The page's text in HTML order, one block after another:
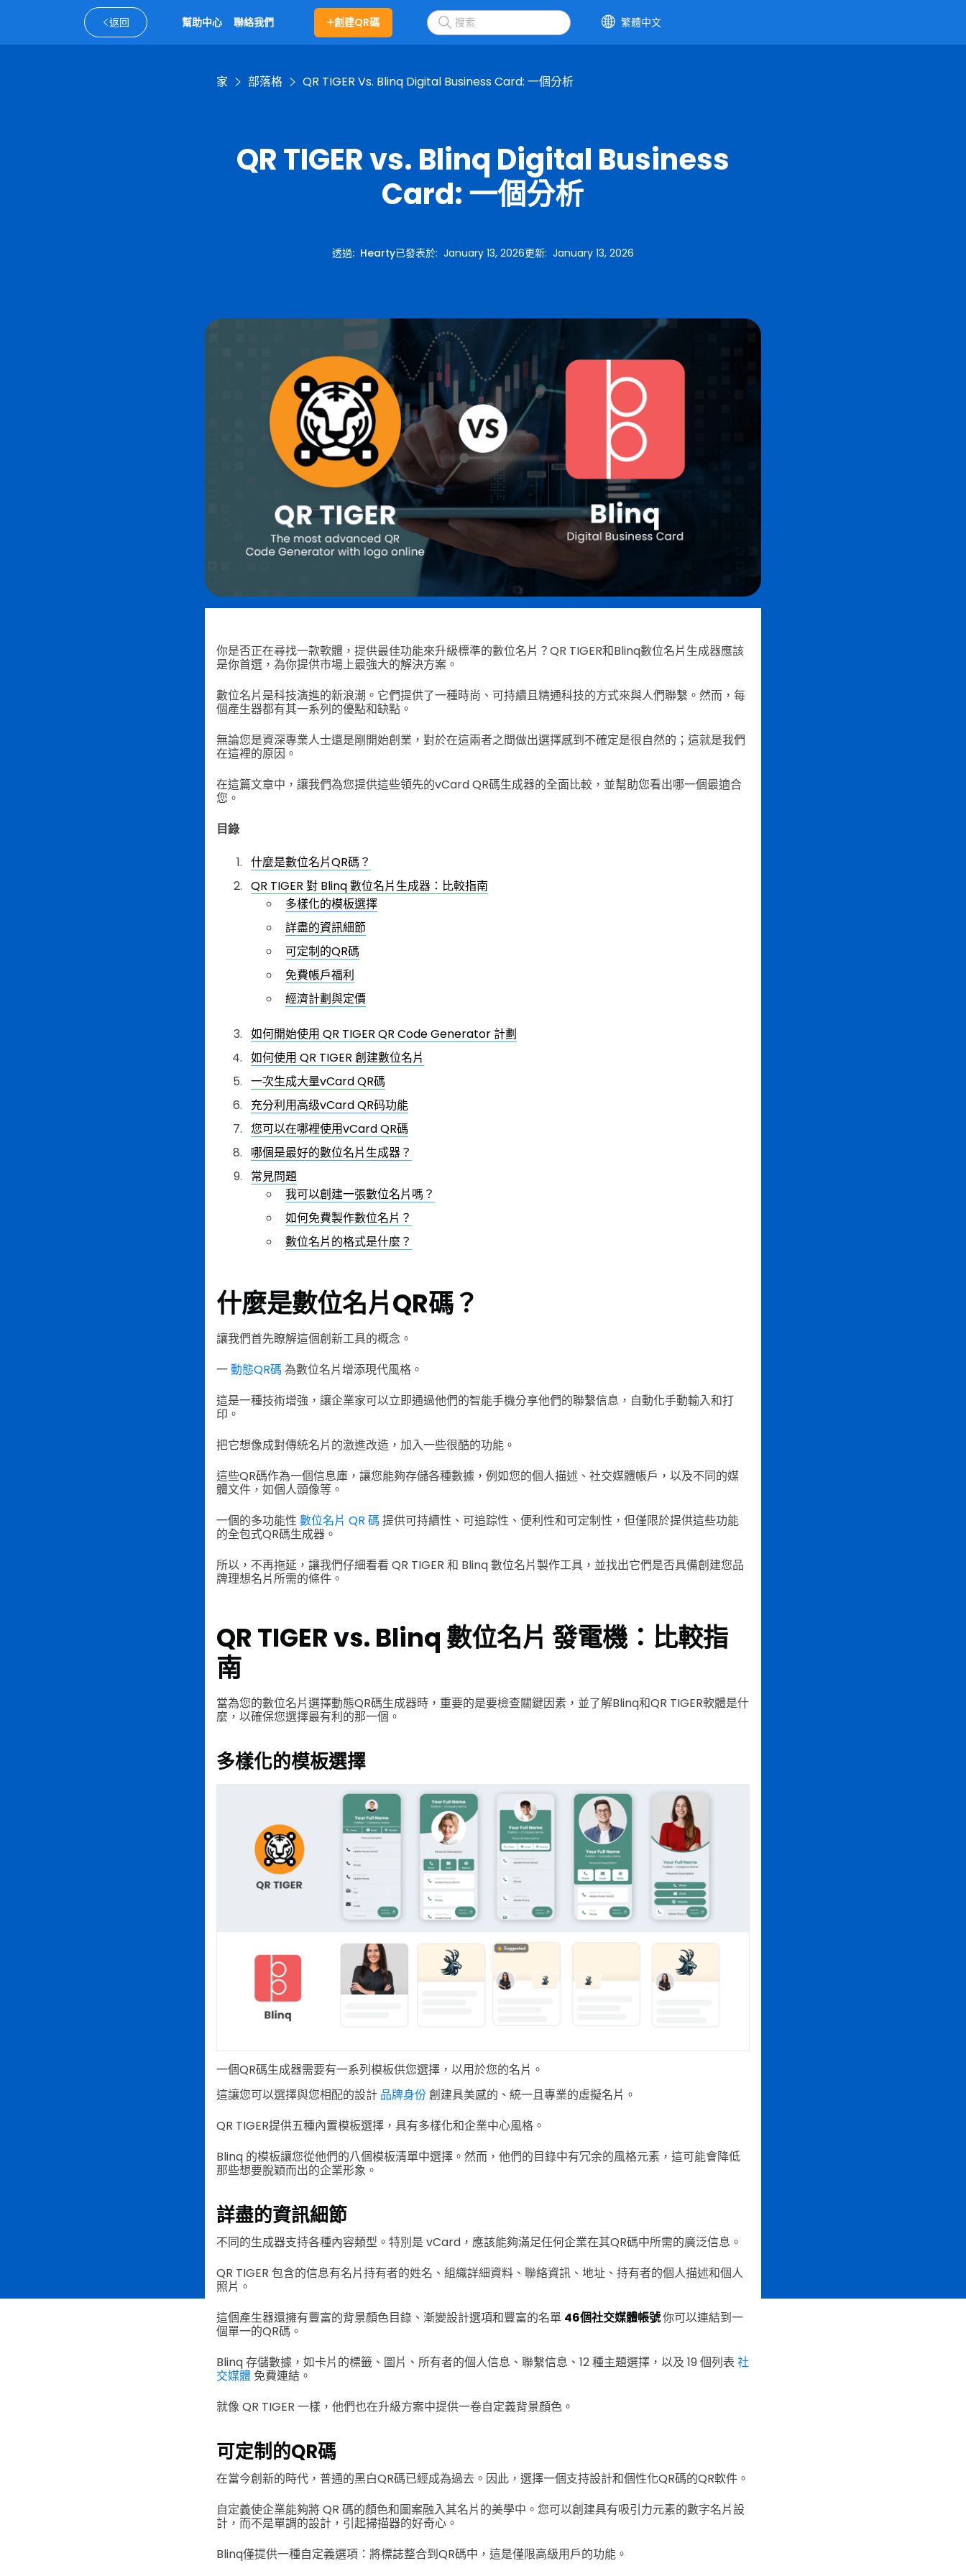
返回 幫助中心 聯絡我們 創建QR碼 繁體中文
家 部落格 QR TIGER Vs. Blinq Digital Business Card: 一個分析
QR TIGER vs. Blinq Digital Business
Card: 一個分析
透過: Hearty已發表於: January 13, 2026更新: January 13, 2026
你是否正在尋找一款軟體，提供最佳功能來升級標準的數位名片？QR TIGER和Blinq數位名片生成器應該
是你首選，為你提供市場上最強大的解決方案。
數位名片是科技演進的新浪潮。它們提供了一種時尚、可持續且精通科技的方式來與人們聯繫。然而，每
個產生器都有其一系列的優點和缺點。
無論您是資深專業人士還是剛開始創業，對於在這兩者之間做出選擇感到不確定是很自然的；這就是我們
在這裡的原因。
在這篇文章中，讓我們為您提供這些領先的vCard QR碼生成器的全面比較，並幫助您看出哪一個最適合
您。
目錄
什麼是數位名片QR碼？
QR TIGER 對 Blinq 數位名片生成器：比較指南
多樣化的模板選擇
詳盡的資訊細節
可定制的QR碼
免費帳戶福利
經濟計劃與定價
如何開始使用 QR TIGER QR Code Generator 計劃
如何使用 QR TIGER 創建數位名片
一次生成大量vCard QR碼
充分利用高级vCard QR码功能
您可以在哪裡使用vCard QR碼
哪個是最好的數位名片生成器？
常見問題
我可以創建一張數位名片嗎？
如何免費製作數位名片？
數位名片的格式是什麼？
什麼是數位名片QR碼？
讓我們首先瞭解這個創新工具的概念。
一動態QR碼 為數位名片增添現代風格。
這是一種技術增強，讓企業家可以立即通過他們的智能手機分享他們的聯繫信息，自動化手動輸入和打
印。
把它想像成對傳統名片的激進改造，加入一些很酷的功能。
這些QR碼作為一個信息庫，讓您能夠存儲各種數據，例如您的個人描述、社交媒體帳戶，以及不同的媒
體文件，如個人頭像等。
一個的多功能性 數位名片 QR 碼 提供可持續性、可追踪性、便利性和可定制性，但僅限於提供這些功能
的全包式QR碼生成器。
所以，不再拖延，讓我們仔細看看 QR TIGER 和 Blinq 數位名片製作工具，並找出它們是否具備創建您品
牌理想名片所需的條件。
QR TIGER vs. Blinq 數位名片 發電機：比較指
南
當為您的數位名片選擇動態QR碼生成器時，重要的是要檢查關鍵因素，並了解Blinq和QR TIGER軟體是什
麼，以確保您選擇最有利的那一個。
多樣化的模板選擇
一個QR碼生成器需要有一系列模板供您選擇，以用於您的名片。
這讓您可以選擇與您相配的設計 品牌身份創建具美感的、統一且專業的虛擬名片。
QR TIGER提供五種內置模板選擇，具有多樣化和企業中心風格。
Blinq 的模板讓您從他們的八個模板清單中選擇。然而，他們的目錄中有冗余的風格元素，這可能會降低
那些想要脫穎而出的企業形象。
詳盡的資訊細節
不同的生成器支持各種內容類型。特別是 vCard，應該能夠滿足任何企業在其QR碼中所需的廣泛信息。
QR TIGER 包含的信息有名片持有者的姓名、組織詳細資料、聯絡資訊、地址、持有者的個人描述和個人
照片。
這個產生器還擁有豐富的背景顏色目錄、漸變設計選項和豐富的名單 46個社交媒體帳號你可以連結到一
個單一的QR碼。
Blinq 存儲數據，如卡片的標籤、圖片、所有者的個人信息、聯繫信息、12 種主題選擇，以及 19 個列表社
交媒體免費連結。
就像 QR TIGER 一樣，他們也在升級方案中提供一卷自定義背景顏色。
可定制的QR碼
在當今創新的時代，普通的黑白QR碼已經成為過去。因此，選擇一個支持設計和個性化QR碼的QR軟件。
自定義使企業能夠將 QR 碼的顏色和圖案融入其名片的美學中。您可以創建具有吸引力元素的數字名片設
計，而不是單調的設計，引起掃描器的好奇心。
Blinq僅提供一種自定義選項：將標誌整合到QR碼中，這是僅限高級用戶的功能。